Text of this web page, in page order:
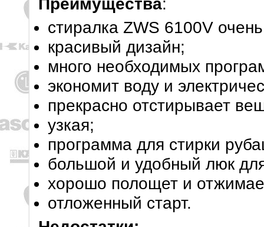
Преимущества:
стиралка ZWS 6100V
красивый дизайн;
много необходимых
экономит воду и
прекрасно отстирывает
узкая;
программа для стирки
большой и удобный люк для
хорошо полощет и
отложенный старт.